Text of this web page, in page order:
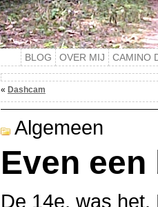
BLOG OVER MIJ CAMINO
« Dashcam
Algemeen
Even
De 14e, was